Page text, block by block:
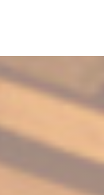
en matière